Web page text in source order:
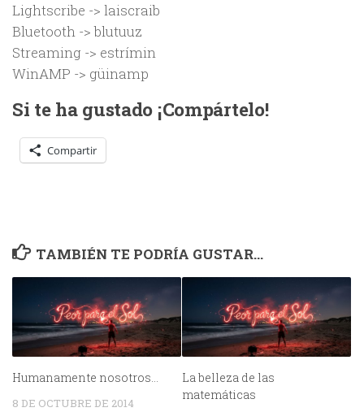
Lightscribe -> laiscraib
Bluetooth -> blutuuz
Streaming -> estrímin
WinAMP -> güinamp
Si te ha gustado ¡Compártelo!
Compartir
TAMBIÉN TE PODRÍA GUSTAR...
Humanamente nosotros…
8 DE OCTUBRE DE 2014
La belleza de las
matemáticas